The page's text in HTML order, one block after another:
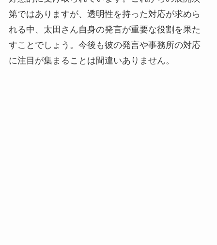
第ではありますが、透明性を持った対応が求めら
れる中、太田さん自身の発言が重要な役割を果た
すことでしょう。今後も彼の発言や事務所の対応
に注目が集まることは間違いありません。